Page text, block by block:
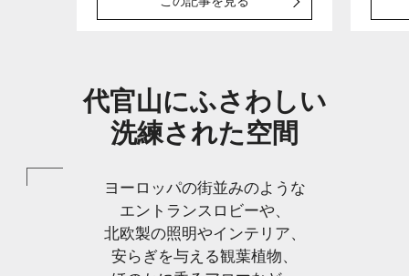
代官山にふさわしい
洗練された空間
ヨーロッパの街並みのような
エントランスロビーや、
北欧製の照明やインテリア、
安らぎを与える観葉植物、